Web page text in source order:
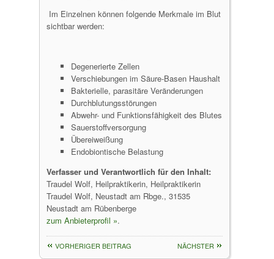
Im Einzelnen können folgende Merkmale im Blut
sichtbar werden:
Degenerierte Zellen
Verschiebungen im Säure-Basen Haushalt
Bakterielle, parasitäre Veränderungen
Durchblutungsstörungen
Abwehr- und Funktionsfähigkeit des Blutes
Sauerstoffversorgung
Übereiweißung
Endobiontische Belastung
Verfasser und Verantwortlich für den Inhalt:
Traudel Wolf, Heilpraktikerin, Heilpraktikerin
Traudel Wolf, Neustadt am Rbge., 31535
Neustadt am Rübenberge
zum Anbieterprofil ».
NÄCHSTER
VORHERIGER BEITRAG